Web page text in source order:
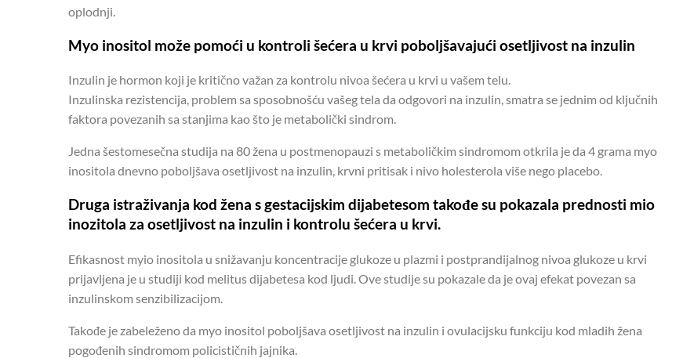
oplodnji.
Myo inositol može pomoći u kontroli šećera u krvi poboljšavajući osetljivost na inzulin
Inzulin je hormon koji je kritično važan za kontrolu nivoa šećera u krvi u vašem telu.
Inzulinska rezistencija, problem sa sposobnošću vašeg tela da odgovori na inzulin, smatra se jednim od ključnih
faktora povezanih sa stanjima kao što je metabolički sindrom.
Jedna šestomesečna studija na 80 žena u postmenopauzi s metaboličkim sindromom otkrila je da 4 grama myo
inositola dnevno poboljšava osetljivost na inzulin, krvni pritisak i nivo holesterola više nego placebo.
Druga istraživanja kod žena s gestacijskim dijabetesom takođe su pokazala prednosti mio
inozitola za osetljivost na inzulin i kontrolu šećera u krvi.
Efikasnost myio inositola u snižavanju koncentracije glukoze u plazmi i postprandijalnog nivoa glukoze u krvi
prijavljena je u studiji kod melitus dijabetesa kod ljudi. Ove studije su pokazale da je ovaj efekat povezan sa
inzulinskom senzibilizacijom.
Takođe je zabeleženo da myo inositol poboljšava osetljivost na inzulin i ovulacijsku funkciju kod mladih žena
pogođenih sindromom policističnih jajnika.